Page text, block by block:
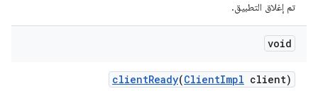
تم إغلاق التطبيق.
void
clientReady(ClientImpl client)